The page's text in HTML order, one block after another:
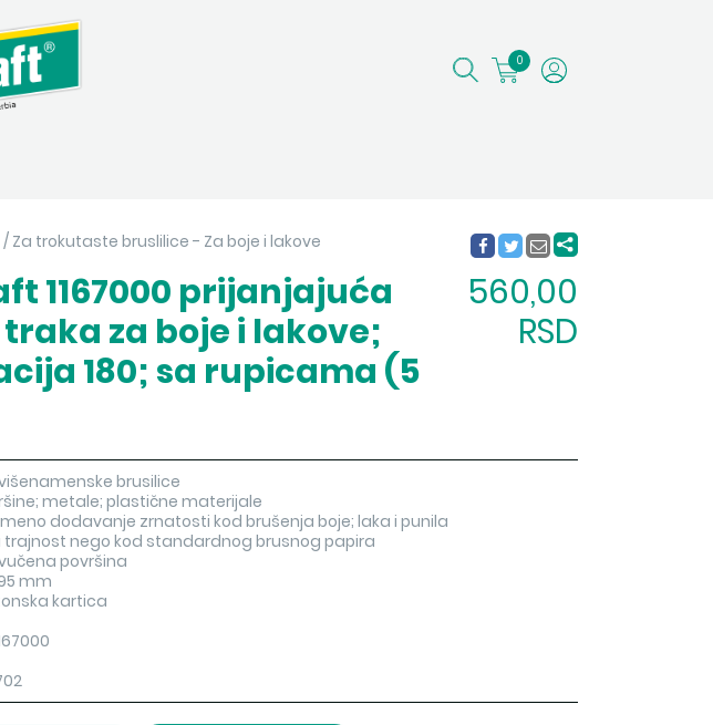
0
/ Za trokutaste bruslilice - Za boje i lakove
1167000 prijanjajuća
za boje i lakove;
180; sa rupicama (5
560,00
RSD
brusilice
metale; plastične materijale
dodavanje zrnatosti kod brušenja boje; laka i punila
trajnost nego kod standardnog brusnog papira
površina
mm
kartica